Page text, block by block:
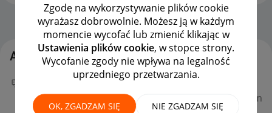
Zgodę na wykorzystywanie plików cookie
wyrażasz dobrowolnie. Możesz ją w każdym
momencie wycofać lub zmienić klikając w
Ustawienia plików cookie, w stopce strony.
Wycofanie zgody nie wpływa na legalność
uprzedniego przetwarzania.
OK, ZGADZAM SIĘ NIE ZGADZAM SIĘ
Strona Główna OPCJE
Aktywność krajcok
Twój nowy wpis
Dlaczego nie umiem wykorzystać
allegro Smart skoro mam aktywną usługę
na forum